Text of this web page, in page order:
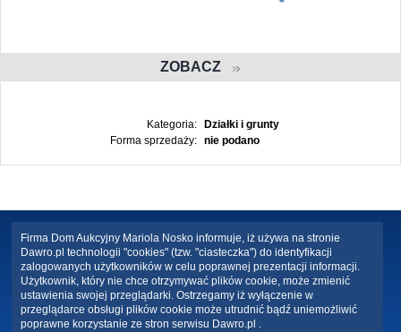
ZOBACZ
Kategoria:
Działki i grunty
Forma sprzedaży:
nie podano
Firma Dom Aukcyjny Mariola Nosko informuje, iż używa na stronie
Dawro.pl technologii "cookies" (tzw. "ciasteczka") do identyfikacji
zalogowanych użytkowników w celu poprawnej prezentacji informacji.
Użytkownik, który nie chce otrzymywać plików cookie, może zmienić
ustawienia swojej przeglądarki. Ostrzegamy iż wyłączenie w
przeglądarce obsługi plików cookie może utrudnić bądź uniemożliwić
poprawne korzystanie ze stron serwisu Dawro.pl .